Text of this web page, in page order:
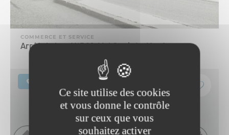
Ce site utilise des cookies
et vous donne le contrôle
sur ceux que vous
souhaitez activer
COMMERCE ET SERVICE
Arrêt de bus N°301 : Val Cenis Le Haut
Lanslebourg-Mont-Cenis